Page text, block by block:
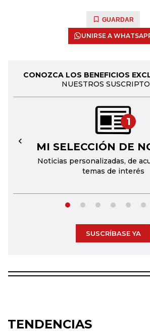
GUARDAR
UNIRSE A
CONOZCA LOS BENEFICIOS
NUESTROS
1
MI SELECCIÓN DE
Noticias personalizadas, de
temas de interés
←
SUSCRÍBASE YA
TENDENCIAS